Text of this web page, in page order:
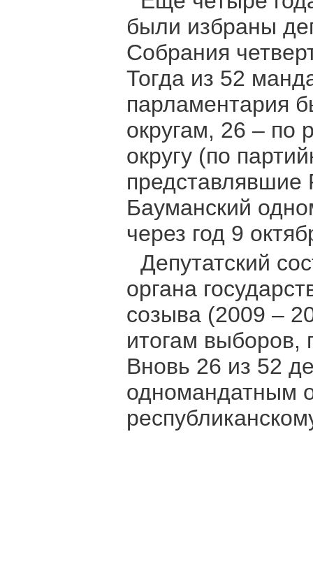
были избраны
Собрания
Тогда из 52
парламентария
округам, 26 – по
округу (по
представлявшие
Бауманский
через год 9
Депутатский
органа
созыва (2009 –
итогам выборов,
Вновь 26 из 52
одномандатным